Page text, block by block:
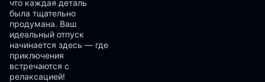
что каждая деталь
была тщательно
продумана. Ваш
идеальный отпуск
начинается здесь — где
приключения
встречаются с
релаксацией!